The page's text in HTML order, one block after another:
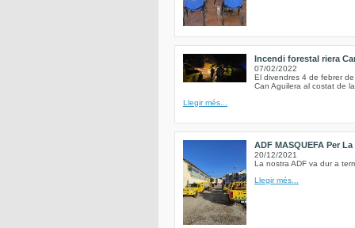
Incendi forestal riera
07/02/2022
El divendres 4 de febrer
Can Aguilera al costat de
Llegir més...
ADF MASQUEFA Per
20/12/2021
La nostra ADF va dur a
Llegir més...